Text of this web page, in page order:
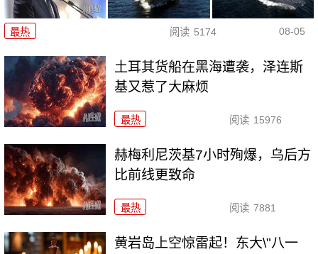
最热 阅读 5174 08-05
土耳其货船在黑海遭袭，泽连斯
基又惹了大麻烦
最热 阅读 15976
赫梅利尼茨基7小时殉爆，乌后方
比前线更致命
最热 阅读 7881
黄岩岛上空惊雷起！东大\"八一